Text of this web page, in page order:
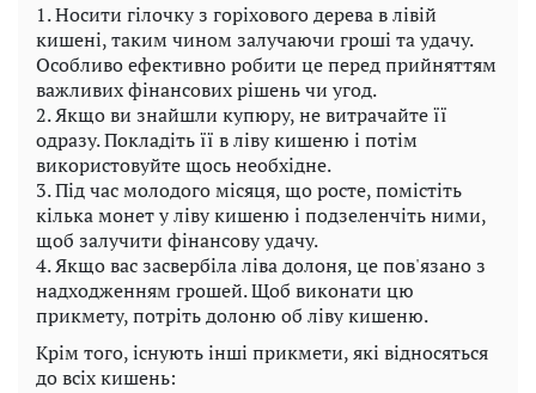
1. Носити гілочку з горіхового дерева в лівій
кишені, таким чином залучаючи гроші та удачу.
Особливо ефективно робити це перед прийняттям
важливих фінансових рішень чи угод.
2. Якщо ви знайшли купюру, не витрачайте її
одразу. Покладіть її в ліву кишеню і потім
використовуйте щось необхідне.
3. Під час молодого місяця, що росте, помістіть
кілька монет у ліву кишеню і подзеленчіть ними,
щоб залучити фінансову удачу.
4. Якщо вас засвербіла ліва долоня, це пов'язано з
надходженням грошей. Щоб виконати цю
прикмету, потріть долоню об ліву кишеню.
Крім того, існують інші прикмети, які відносяться
до всіх кишень: